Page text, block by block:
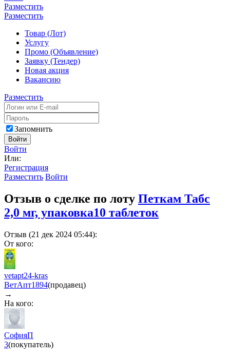
Разместить
Разместить
Товар (Лот)
Услугу
Промо (Объявление)
Заявку (Тендер)
Новая акция
Вакансию
Разместить
Запомнить
Войти
Войти
Или:
Регистрация
Разместить Войти
Отзыв о сделке по лоту Петкам Табс
2,0 мг, упаковка10 таблеток
Отзыв (21 дек 2024 05:44):
От кого:
vetapt24-kras
ВетАпт1894(продавец)
→
На кого:
СофияП
3(покупатель)